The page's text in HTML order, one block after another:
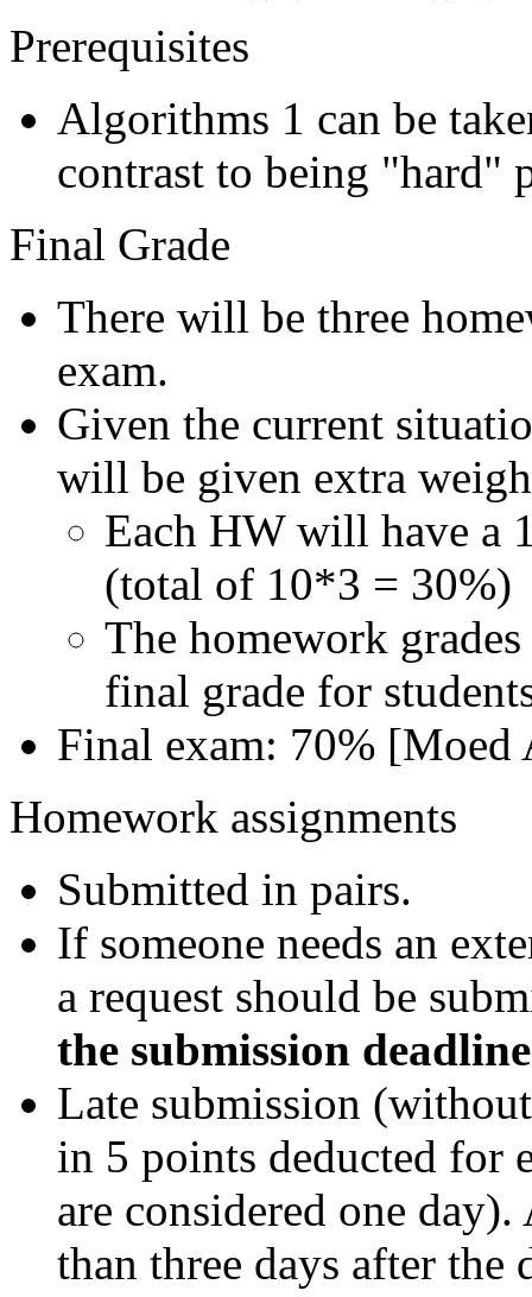
Prerequisites
Algorithms 1 can be
contrast to being "hard"
Final Grade
There will be three
exam.
Given the current
will be given extra
Each HW will have a
(total of 10*3 = 30%)
The homework
final grade for
Final exam: 70%
Homework assignments
Submitted in pairs.
If someone needs an
a request should be
the submission deadline
Late submission
in 5 points deducted for
are considered one
than three days after